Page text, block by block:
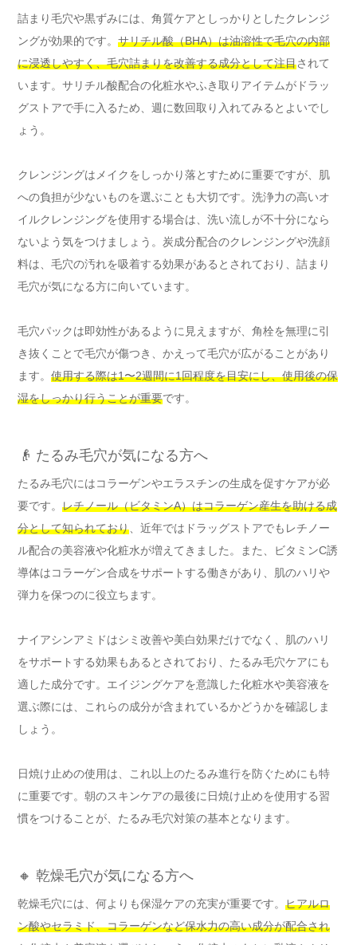
詰まり毛穴や黒ずみには、角質ケアとしっかりとしたクレンジ
ングが効果的です。 サリチル酸（BHA）は油溶性で毛穴の内部
に浸透しやすく、毛穴詰まりを改善する成分として注目されて
います。サリチル酸配合の化粧水やふき取りアイテムがドラッ
グストアで手に入るため、週に数回取り入れてみるとよいでし
ょう。
クレンジングはメイクをしっかり落とすために重要ですが、肌
への負担が少ないものを選ぶことも大切です。洗浄力の高いオ
イルクレンジングを使用する場合は、洗い流しが不十分になら
ないよう気をつけましょう。炭成分配合のクレンジングや洗顔
料は、毛穴の汚れを吸着する効果があるとされており、詰まり
毛穴が気になる方に向いています。
毛穴パックは即効性があるように見えますが、角栓を無理に引
き抜くことで毛穴が傷つき、かえって毛穴が広がることがあり
ます。 使用する際は1〜2週間に1回程度を目安にし、使用後の保
湿をしっかり行うことが重要です。
👴 たるみ毛穴が気になる方へ
たるみ毛穴にはコラーゲンやエラスチンの生成を促すケアが必
要です。 レチノール（ビタミンA）はコラーゲン産生を助ける成
分として知られており、近年ではドラッグストアでもレチノー
ル配合の美容液や化粧水が増えてきました。また、ビタミンC誘
導体はコラーゲン合成をサポートする働きがあり、肌のハリや
弾力を保つのに役立ちます。
ナイアシンアミドはシミ改善や美白効果だけでなく、肌のハリ
をサポートする効果もあるとされており、たるみ毛穴ケアにも
適した成分です。エイジングケアを意識した化粧水や美容液を
選ぶ際には、これらの成分が含まれているかどうかを確認しま
しょう。
日焼け止めの使用は、これ以上のたるみ進行を防ぐためにも特
に重要です。朝のスキンケアの最後に日焼け止めを使用する習
慣をつけることが、たるみ毛穴対策の基本となります。
🔸 乾燥毛穴が気になる方へ
乾燥毛穴には、何よりも保湿ケアの充実が重要です。 ヒアルロ
ン酸やセラミド、コラーゲンなど保水力の高い成分が配合され